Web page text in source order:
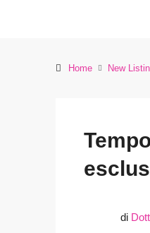
Home New
di